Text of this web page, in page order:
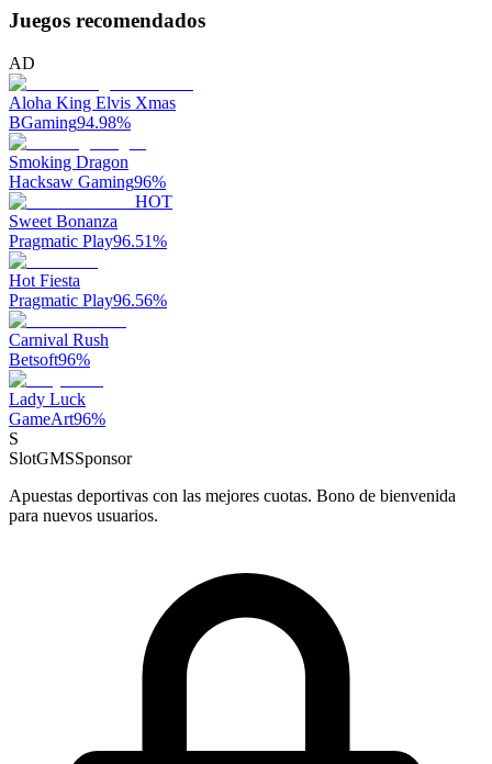
Juegos recomendados
AD
Aloha King Elvis Xmas
BGaming94.98%
Smoking Dragon
Hacksaw Gaming96%
HOT
Sweet Bonanza
Pragmatic Play96.51%
Hot Fiesta
Pragmatic Play96.56%
Carnival Rush
Betsoft96%
Lady Luck
GameArt96%
S
SlotGMSSponsor
Apuestas deportivas con las mejores cuotas. Bono de bienvenida
para nuevos usuarios.